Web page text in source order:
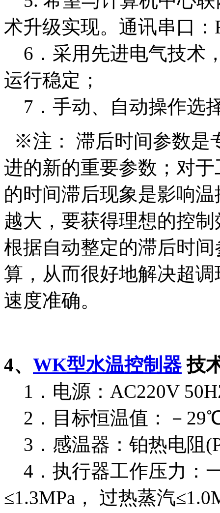
术升级实现。通讯串口：
6．采用先进电气技术
运行稳定；
7．手动、自动操作选
※注： 滞后时间参数是
进的新的重要参数；对
的时间滞后现象是影响
越大，要获得理想的控
根据自动整定的滞后时
算，从而很好地解决超
速度准确。
4、 WK型水温控制器技
1．电源：AC220V
2．目标恒温值：－
3．感温器：铂热电阻
4．执行器工作压力：
≤1.3MPa， 过热蒸汽